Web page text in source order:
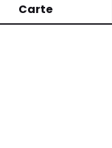
Carte